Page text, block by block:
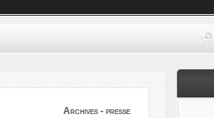
Archives - presse